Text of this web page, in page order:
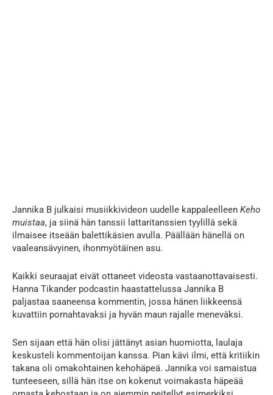
Jannika B julkaisi musiikkivideon uudelle kappaleelleen Keho
muistaa, ja siinä hän tanssii lattaritanssien tyylillä sekä
ilmaisee itseään balettikäsien avulla. Päällään hänellä on
vaaleansävyinen, ihonmyötäinen asu.
Kaikki seuraajat eivät ottaneet videosta vastaanottavaisesti.
Hanna Tikander podcastin haastattelussa Jannika B
paljastaa saaneensa kommentin, jossa hänen liikkeensä
kuvattiin pornahtavaksi ja hyvän maun rajalle meneväksi.
Sen sijaan että hän olisi jättänyt asian huomiotta, laulaja
keskusteli kommentoijan kanssa. Pian kävi ilmi, että kritiikin
takana oli omakohtainen kehohäpeä. Jannika voi samaistua
tunteeseen, sillä hän itse on kokenut voimakasta häpeää